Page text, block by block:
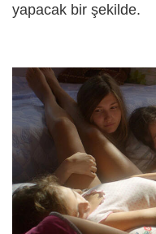
yapacak bir şekilde.